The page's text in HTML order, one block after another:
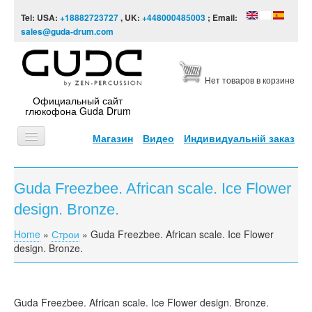
Tel: USA: +18882723727, UK: +448000485003 ; Email:
sales@guda-drum.com
Официальный сайт
глюкофона Guda Drum
Нет товаров в корзине
Магазин Видео Индивидуальній заказ
ГЛАВНАЯ
ТИПЫ
ДИЗАЙНЫ
ВИДЕО
ИНФОРМАЦИЯ
Guda Freezbee. African scale. Ice Flower
design. Bronze.
You are here
Home » Строи » Guda Freezbee. African scale. Ice Flower
design. Bronze.
Guda Freezbee. African scale. Ice Flower design. Bronze.